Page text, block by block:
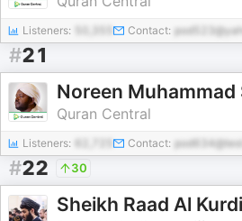
Listeners: Contact:
#21
Noreen Muhammad
Quran Central
Listeners: Contact:
#22 30